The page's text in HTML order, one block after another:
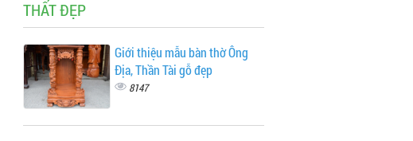
THẤT ĐẸP
Giới thiệu mẫu bàn thờ Ông
Địa, Thần Tài gỗ đẹp
8147